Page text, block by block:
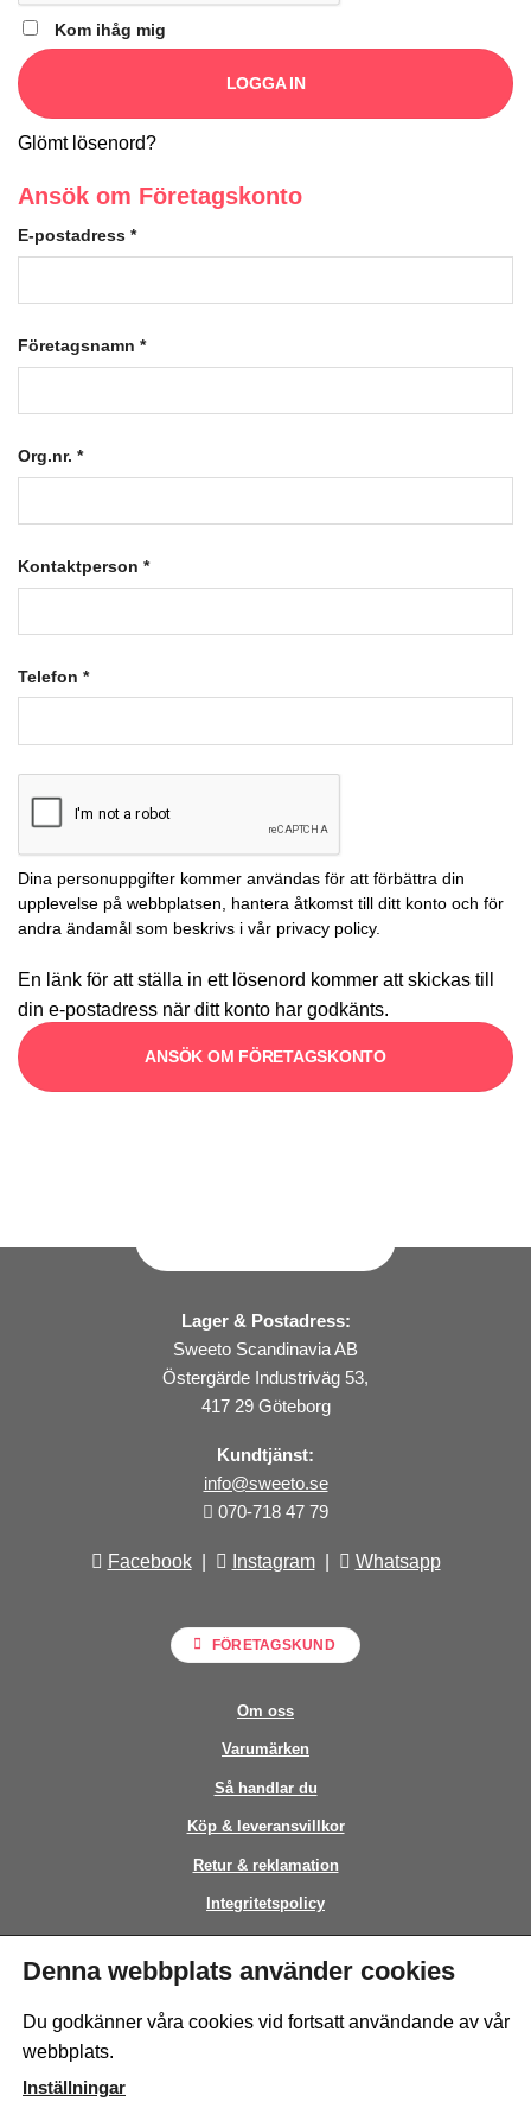
Kom ihåg mig
LOGGA IN
Glömt lösenord?
Ansök om Företagskonto
E-postadress *
Företagsnamn *
Org.nr. *
Kontaktperson *
Telefon *
Dina personuppgifter kommer användas för att förbättra din
upplevelse på webbplatsen, hantera åtkomst till ditt konto och för
andra ändamål som beskrivs i vår privacy policy.
En länk för att ställa in ett lösenord kommer att skickas till
din e-postadress när ditt konto har godkänts.
ANSÖK OM FÖRETAGSKONTO
Lager & Postadress:
Sweeto Scandinavia AB
Östergärde Industriväg 53,
417 29 Göteborg
Kundtjänst:
info@sweeto.se
070-718 47 79
Facebook| Instagram| Whatsapp
FÖRETAGSKUND
Om oss
Varumärken
Så handlar du
Köp & leveransvillkor
Retur & reklamation
Integritetspolicy
Kontakt
This site is protected by reCAPTCHA and the GooglePrivacy Policyand
Denna webbplats använder cookies
Du godkänner våra cookies vid fortsatt användande av vår
webbplats.
Inställningar